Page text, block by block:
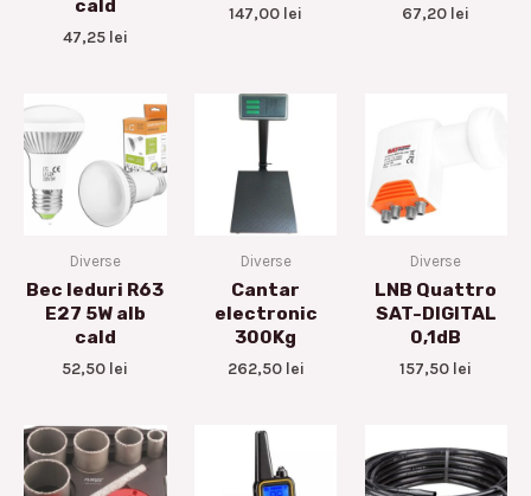
cald
47,25 lei
147,00 lei 67,20 lei
Diverse
Bec leduri R63
E27 5W alb
cald
52,50 lei
Diverse
Cantar
electronic
300Kg
262,50 lei
Diverse
LNB Quattro
SAT-DIGITAL
0,1dB
157,50 lei